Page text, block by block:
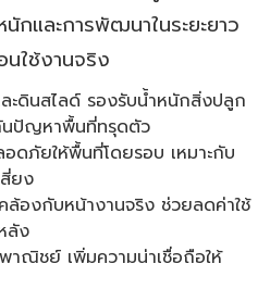
กและการพัฒนาในระยะยาว
ใช้งานจริง
ะดินสไลด์ รองรับน้ำหนักสิ่งปลูก
นปัญหาพื้นที่ทรุดตัว
ดภัยให้พื้นที่โดยรอบ เหมาะกับ
ยง
ล้องกับหน้างานจริง ช่วยลดค่าใช้
ลัง
าณิชย์ เพิ่มความน่าเชื่อถือให้